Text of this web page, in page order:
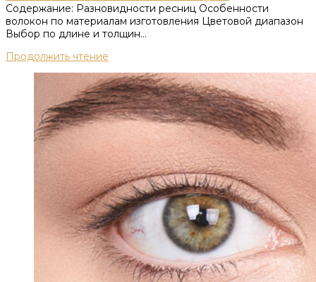
Содержание: Разновидности ресниц Особенности
волокон по материалам изготовления Цветовой диапазон
Выбор по длине и толщин...
Продолжить чтение